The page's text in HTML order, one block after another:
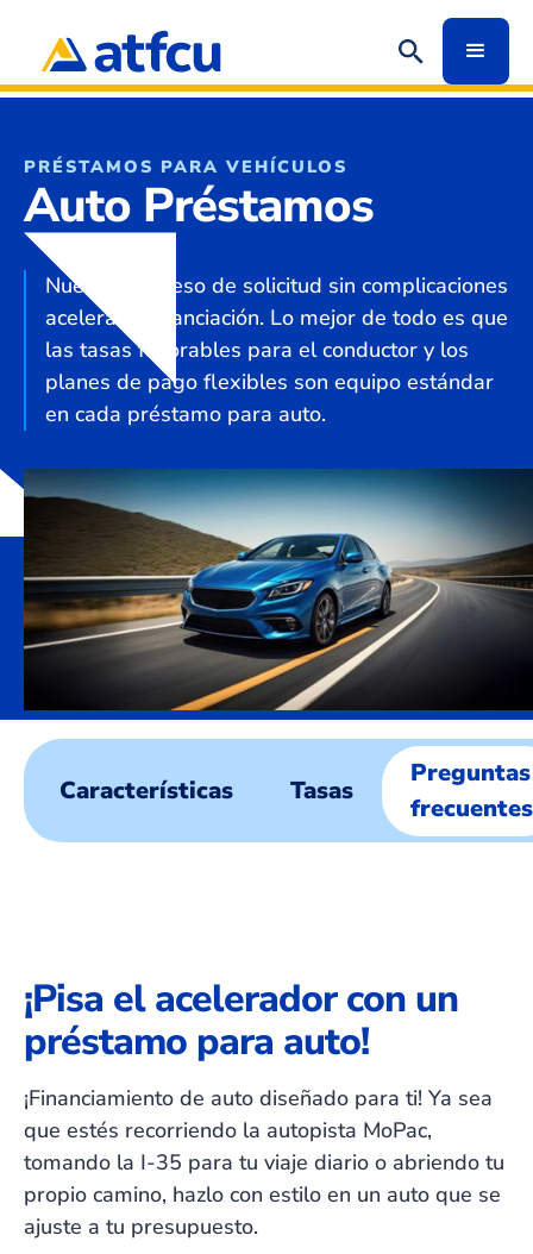
PRÉSTAMOS PARA VEHÍCULOS
Auto Préstamos
Nuestro proceso de solicitud sin complicaciones
acelera tu financiación. Lo mejor de todo es que
las tasas favorables para el conductor y los
planes de pago flexibles son equipo estándar
en cada préstamo para auto.
Características Tasas
Preguntas
frecuentes
¡Pisa el acelerador con un
préstamo para auto!
¡Financiamiento de auto diseñado para ti! Ya sea
que estés recorriendo la autopista MoPac,
tomando la I-35 para tu viaje diario o abriendo tu
propio camino, hazlo con estilo en un auto que se
ajuste a tu presupuesto.